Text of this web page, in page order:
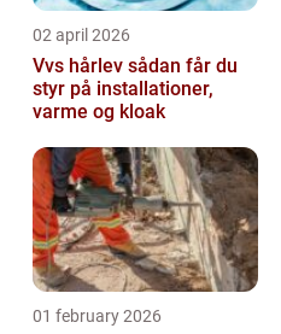
02 april 2026
Vvs hårlev sådan får du
styr på installationer,
varme og kloak
01 february 2026